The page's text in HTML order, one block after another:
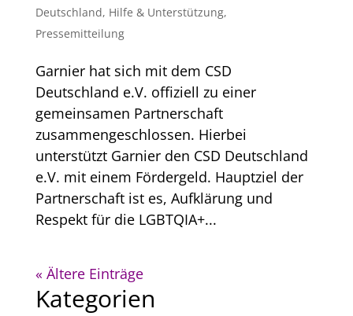
Deutschland, Hilfe & Unterstützung,
Pressemitteilung
Garnier hat sich mit dem CSD
Deutschland e.V. offiziell zu einer
gemeinsamen Partnerschaft
zusammengeschlossen. Hierbei
unterstützt Garnier den CSD Deutschland
e.V. mit einem Fördergeld. Hauptziel der
Partnerschaft ist es, Aufklärung und
Respekt für die LGBTQIA+...
« Ältere Einträge
Kategorien